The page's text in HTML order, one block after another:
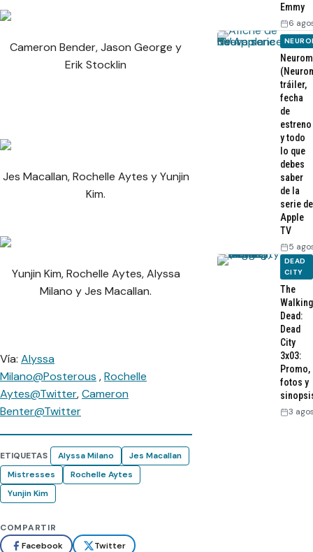
Cameron Bender, Jason George y
Erik Stocklin
Jes Macallan, Rochelle Aytes y Yunjin
Kim.
Yunjin Kim, Rochelle Aytes, Alyssa
Milano y Jes Macallan.
Vía: Alyssa
Milano@Posterous ,Rochelle
Aytes@Twitter,Cameron
Benter@Twitter
ETIQUETAS Alyssa Milano
Jes Macallan
Mistresses
Rochelle Aytes
Yunjin Kim
COMPARTIR
Facebook
Twitter
Emmy
6
tráiler,
fecha
de
estreno
y todo
lo que
debes
saber
de la
serie de
Apple
TV
5
DEAD
CITY
The
Walking
Dead:
Dead
City
3x03:
Promo,
fotos y
3